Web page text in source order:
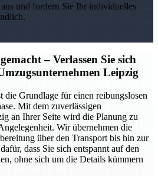
und fordern Sie Ihr individuelles
– Verlassen Sie sich
Leipzig
die Grundlage für einen reibungslosen
Mit dem zuverlässigen
an Ihrer Seite wird die Planung zu
Wir übernehmen die
über den Transport bis hin zur
dass Sie sich entspannt auf den
ohne sich um die Details kümmern